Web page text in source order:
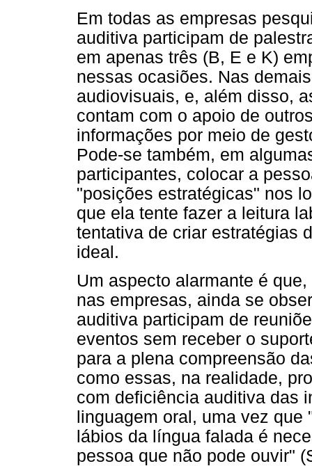
Em todas as empresas
auditiva participam de
em apenas três (B, E e K)
nessas ocasiões. Nas
audiovisuais, e, além disso,
contam com o apoio de
informações por meio de
Pode-se também, em
participantes, colocar a
"posições estratégicas" nos
que ela tente fazer a leitura
tentativa de criar estratégias
ideal.
Um aspecto alarmante é
nas empresas, ainda se
auditiva participam de
eventos sem receber o
para a plena compreensão
como essas, na realidade,
com deficiência auditiva das
linguagem oral, uma vez
lábios da língua falada é
pessoa que não pode ouvir"